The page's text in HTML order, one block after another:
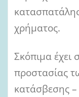
χρήματος.
Σκόπιμα έχει
προστασίας
κατάσβεσης